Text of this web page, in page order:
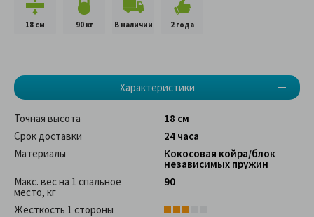
18 см 90 кг В наличии 2 года
Характеристики
Точная высота
18 см
Срок доставки
24 часа
Материалы
Кокосовая койра/блок
независимых пружин
Макс. вес на 1 спальное
место, кг
90
Жесткость 1 стороны